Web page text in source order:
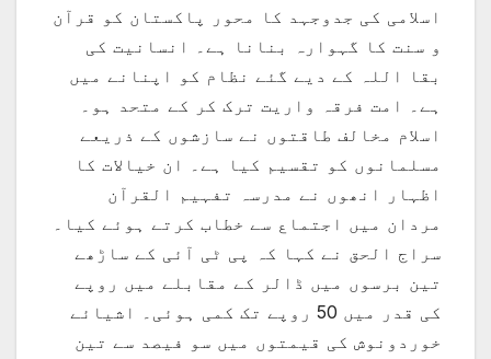
اسلامی کی جدوجہد کا محور پاکستان کو قرآن
و سنت کا گہوارہ بنانا ہے۔ انسانیت کی
بقا اللہ کے دیے گئے نظام کو اپنانے میں
ہے۔ امت فرقہ واریت ترک کر کے متحد ہو۔
اسلام مخالف طاقتوں نے سازشوں کے ذریعے
مسلمانوں کو تقسیم کیا ہے۔ ان خیالات کا
اظہار انھوں نے مدرسہ تفہیم القرآن
مردان میں اجتماع سے خطاب کرتے ہوئے کیا۔
سراج الحق نے کہا کہ پی ٹی آئی کے ساڑھے
تین برسوں میں ڈالر کے مقابلے میں روپے
کی قدر میں 50 روپے تک کمی ہوئی۔ اشیائے
خوردونوش کی قیمتوں میں سو فیصد سے تین